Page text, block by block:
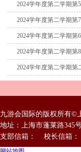
2024学年度第二学期第
2024学年度第二学期第
2024学年度第二学期第
2024学年度第二学期第
2024学年度第二学期第
九游会国际的版权所有©
地址：上海市蓬莱路345
支部信箱： 校长信箱